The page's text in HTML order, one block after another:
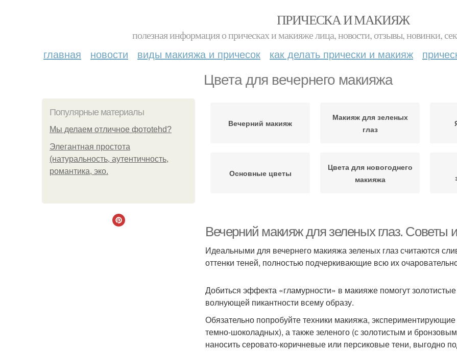
ПРИЧЕСКА И МАКИЯЖ
полезная информация о прическах и макияже лица, новости, отзывы, новинки,
главная новости виды макияжа и причесок как делать прически и макияж
Цвета для вечернего макияжа
Популярные материалы
Мы делаем отличное фотоtehd?
Элегантная простота
(натуральность, аутентичность,
романтика, эко.
Вечерний макияж
Макияж для зеленых
глаз
Основные цветы
Цвета для новогоднего
макияжа
Вечерний макияж для зеленых глаз. Советы
Идеальными для вечернего макияжа зеленых глаз считаются
оттенки теней, полностью подчеркивающие всю их
Добиться эффекта «гламурности» в макияже помогут
волнующей пикантности всему образу.
Обязательно попробуйте техники макияжа,
темно-шоколадных), а также зеленого (с золотистым и
наносить серовато-коричневые или персиковые тени,